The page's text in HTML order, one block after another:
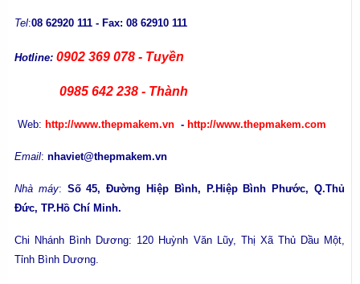
Tel:08 62920 111 - Fax: 08 62910 111
Hotline: 0902 369 078 - Tuyền
0985 642 238 - Thành
Web: http://www.thepmakem.vn - http://www.thepmakem.com
Email: nhaviet@thepmakem.vn
Nhà máy: Số 45, Đường Hiệp Bình, P.Hiệp Bình Phước, Q.Thủ
Đức, TP.Hồ Chí Minh.
Chi Nhánh Bình Dương: 120 Huỳnh Văn Lũy, Thị Xã Thủ Dầu Một,
Tỉnh Bình Dương.